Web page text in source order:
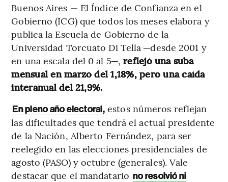
Buenos Aires — El Índice de Confianza en el
Gobierno (ICG) que todos los meses elabora y
publica la Escuela de Gobierno de la
Universidad Torcuato Di Tella ─desde 2001 y
en una escala del 0 al 5─,reflejó una suba
mensual en marzo del 1,18%, pero una caída
interanual del 21,9%.
En pleno año electoral, estos números reflejan
las dificultades que tendrá el actual presidente
de la Nación, Alberto Fernández, para ser
reelegido en las elecciones presidenciales de
agosto (PASO) y octubre (generales). Vale
destacar que el mandatario no resolvió ni